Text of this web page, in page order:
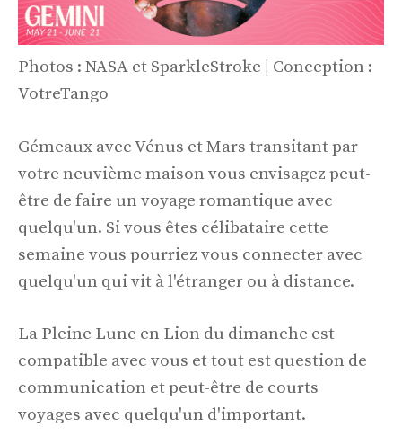
Photos : NASA et SparkleStroke | Conception :
VotreTango
Gémeaux avec Vénus et Mars transitant par
votre neuvième maison vous envisagez peut-
être de faire un voyage romantique avec
quelqu'un. Si vous êtes célibataire cette
semaine vous pourriez vous connecter avec
quelqu'un qui vit à l'étranger ou à distance.
La Pleine Lune en Lion du dimanche est
compatible avec vous et tout est question de
communication et peut-être de courts
voyages avec quelqu'un d'important.